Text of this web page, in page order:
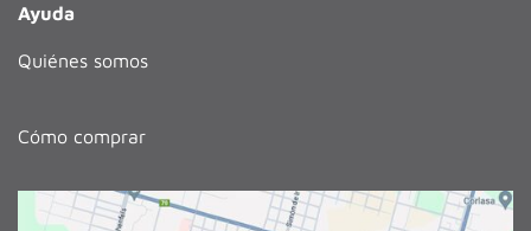
Ayuda
Quiénes somos
Cómo comprar